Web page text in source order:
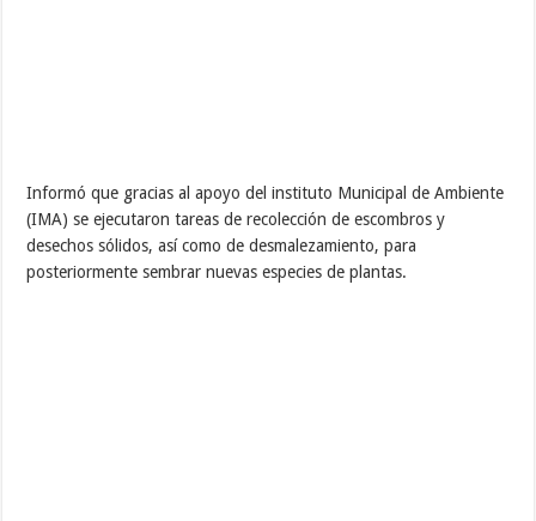
Informó que gracias al apoyo del instituto Municipal de Ambiente
(IMA) se ejecutaron tareas de recolección de escombros y
desechos sólidos, así como de desmalezamiento, para
posteriormente sembrar nuevas especies de plantas.